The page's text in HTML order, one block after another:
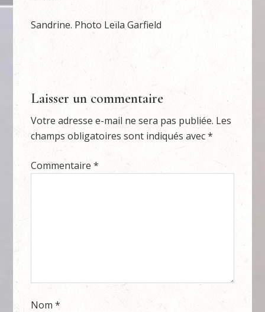
Sandrine. Photo Leïla Garfield
Laisser un commentaire
Votre adresse e-mail ne sera pas publiée. Les
champs obligatoires sont indiqués avec*
Commentaire*
Nom*